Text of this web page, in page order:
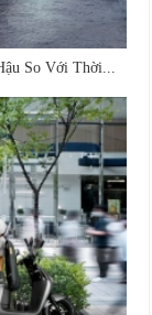
So Với Thời...